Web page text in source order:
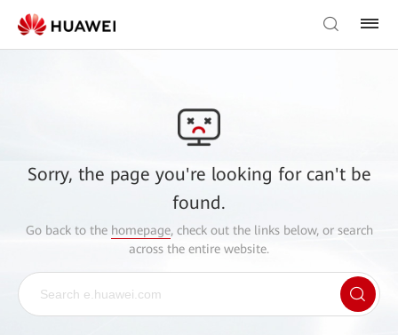
Sorry, the page you're looking for can't be
found.
Go back to the homepage, check out the links below, or search
across the entire website.